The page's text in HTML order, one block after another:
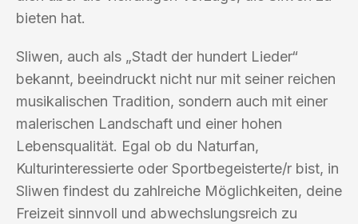
bieten hat.
Sliwen, auch als „Stadt der hundert Lieder“
bekannt, beeindruckt nicht nur mit seiner reichen
musikalischen Tradition, sondern auch mit einer
malerischen Landschaft und einer hohen
Lebensqualität. Egal ob du Naturfan,
Kulturinteressierte oder Sportbegeisterte/r bist, in
Sliwen findest du zahlreiche Möglichkeiten, deine
Freizeit sinnvoll und abwechslungsreich zu